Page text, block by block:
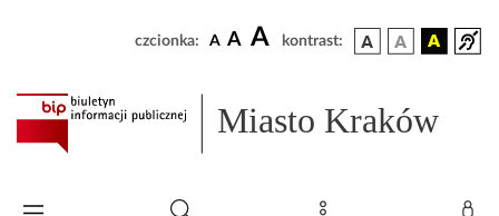
czcionka: A A A kontrast:
Miasto Kraków